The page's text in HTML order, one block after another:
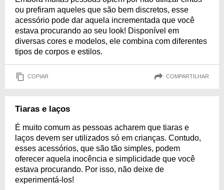
ou prefiram aqueles que são bem discretos, esse
acessório pode dar aquela incrementada que você
estava procurando ao seu look! Disponível em
diversas cores e modelos, ele combina com diferentes
tipos de corpos e estilos.
COPIAR COMPARTILHAR
Tiaras e laços
É muito comum as pessoas acharem que tiaras e
laços devem ser utilizados só em crianças. Contudo,
esses acessórios, que são tão simples, podem
oferecer aquela inocência e simplicidade que você
estava procurando. Por isso, não deixe de
experimentá-los!